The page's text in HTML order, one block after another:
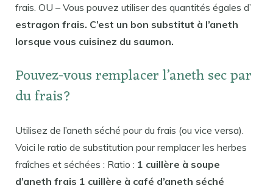
frais. OU – Vous pouvez utiliser des quantités égales d’
estragon frais. C’est un bon substitut à l’aneth
lorsque vous cuisinez du saumon.
Pouvez-vous remplacer l’aneth sec par
du frais?
Utilisez de l’aneth séché pour du frais (ou vice versa).
Voici le ratio de substitution pour remplacer les herbes
fraîches et séchées : Ratio : 1 cuillère à soupe
d’aneth frais 1 cuillère à café d’aneth séché